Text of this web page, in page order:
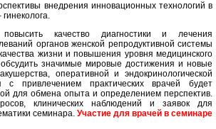
внедрения инновационных технологий в
качество диагностики и лечения
органов женской репродуктивной системы
жизни и повышения уровня медицинского
значимые мировые достижения и новые
оперативной и эндокринологической
с привлечением практических врачей будет
для обмена опыта и определением перспектив.
клинических наблюдений и заявок для
семинара. Участие для врачей в семинаре